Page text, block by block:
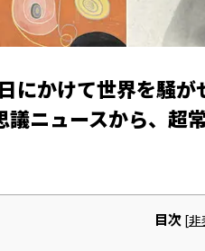
にかけて世界を騒
議ニュースから、超
目次 [非